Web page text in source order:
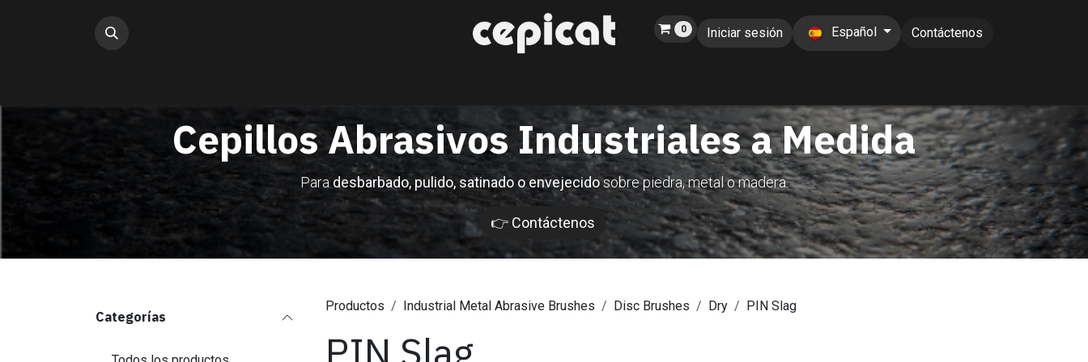
0 Iniciar sesión Español Contáctenos
Cepillos Abrasivos Industriales a Medida
Para desbarbado, pulido, satinado o envejecidosobre piedra, metal o madera.
👉 Contáctenos
Categorías
Productos Industrial Metal Abrasive Brushes Disc Brushes Dry PIN Slag
PIN Slag